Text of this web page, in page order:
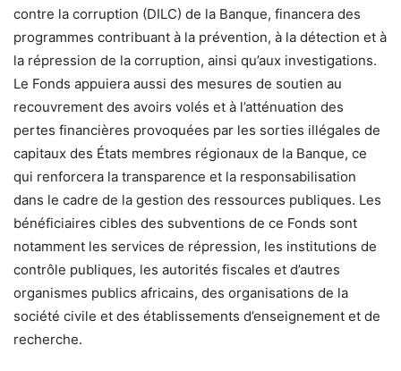
contre la corruption (DILC) de la Banque, financera des
programmes contribuant à la prévention, à la détection et à
la répression de la corruption, ainsi qu’aux investigations.
Le Fonds appuiera aussi des mesures de soutien au
recouvrement des avoirs volés et à l’atténuation des
pertes financières provoquées par les sorties illégales de
capitaux des États membres régionaux de la Banque, ce
qui renforcera la transparence et la responsabilisation
dans le cadre de la gestion des ressources publiques. Les
bénéficiaires cibles des subventions de ce Fonds sont
notamment les services de répression, les institutions de
contrôle publiques, les autorités fiscales et d’autres
organismes publics africains, des organisations de la
société civile et des établissements d’enseignement et de
recherche.